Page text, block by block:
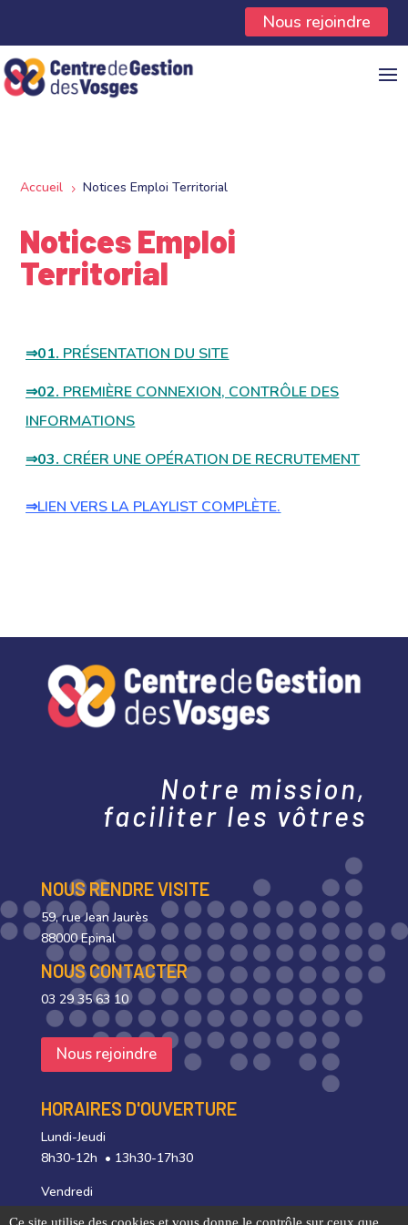
Nous rejoindre
Accueil 5 Notices Emploi Territorial
Notices Emploi
Territorial
⇒01. PRÉSENTATION DU SITE
⇒02. PREMIÈRE CONNEXION, CONTRÔLE DES
INFORMATIONS
⇒03. CRÉER UNE OPÉRATION DE RECRUTEMENT
⇒LIEN VERS LA PLAYLIST COMPLÈTE.
Notre mission,
faciliter les vôtres
NOUS RENDRE VISITE
59, rue Jean Jaurès
88000 Epinal
NOUS CONTACTER
03 29 35 63 10
Nous rejoindre
HORAIRES D'OUVERTURE
Lundi-Jeudi
8h30-12h • 13h30-17h30
Vendredi